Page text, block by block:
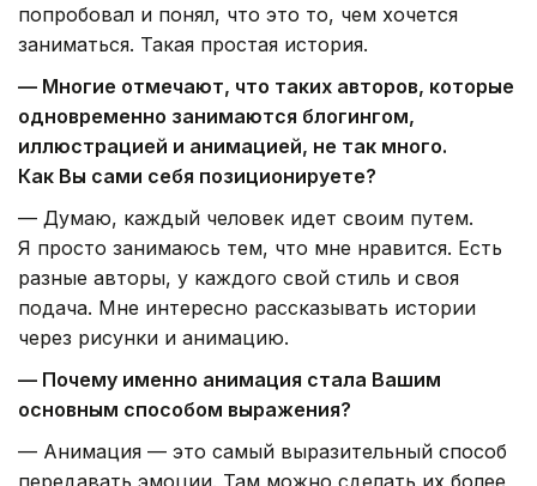
попробовал и понял, что это то, чем хочется
заниматься. Такая простая история.
— Многие отмечают, что таких авторов, которые
одновременно занимаются блогингом,
иллюстрацией и анимацией, не так много.
Как Вы сами себя позиционируете?
— Думаю, каждый человек идет своим путем.
Я просто занимаюсь тем, что мне нравится. Есть
разные авторы, у каждого свой стиль и своя
подача. Мне интересно рассказывать истории
через рисунки и анимацию.
— Почему именно анимация стала Вашим
основным способом выражения?
— Анимация — это самый выразительный способ
передавать эмоции. Там можно сделать их более